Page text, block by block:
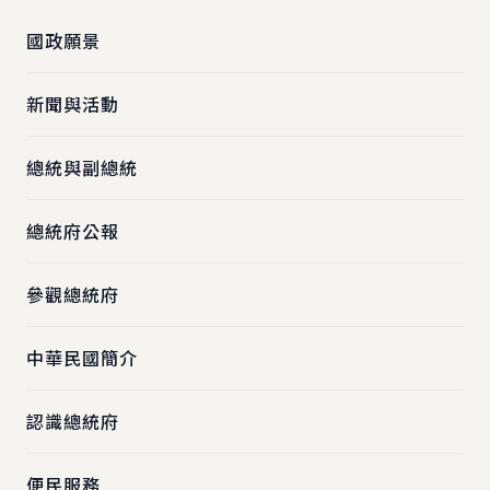
國政願景
新聞與活動
總統與副總統
總統府公報
參觀總統府
中華民國簡介
認識總統府